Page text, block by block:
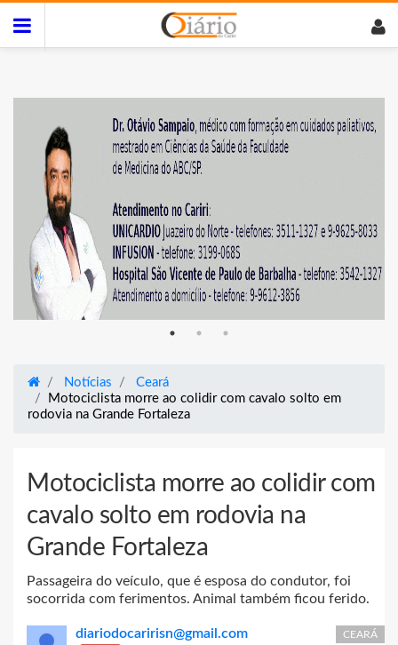
Notícias
Ceará
Motociclista morre ao colidir com cavalo solto em
rodovia na Grande Fortaleza
Motociclista morre ao colidir com
cavalo solto em rodovia na
Grande Fortaleza
Passageira do veículo, que é esposa do condutor, foi
socorrida com ferimentos. Animal também ficou ferido.
diariodocaririsn@gmail.com CEARÁ